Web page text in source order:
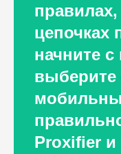
цепочках
начните с
выберите
Proxifier и